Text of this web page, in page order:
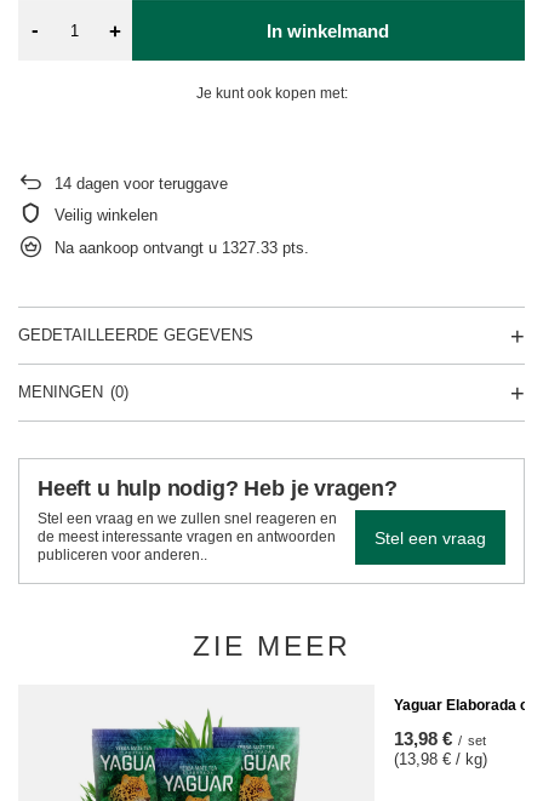
- + In winkelmand
Je kunt ook kopen met:
14 dagen voor teruggave
Veilig winkelen
Na aankoop ontvangt u 1327.33 pts.
GEDETAILLEERDE GEGEVENS
MENINGEN (0)
Heeft u hulp nodig? Heb je vragen?
Stel een vraag en we zullen snel reageren en
de meest interessante vragen en antwoorden
publiceren voor anderen..
Stel een vraag
ZIE MEER
Yaguar Elaborada
13,98 € / set
(13,98 € / kg)